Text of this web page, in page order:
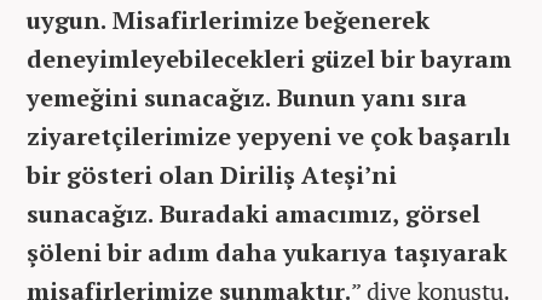
uygun. Misafirlerimize beğenerek
deneyimleyebilecekleri güzel bir bayram
yemeğini sunacağız. Bunun yanı sıra
ziyaretçilerimize yepyeni ve çok başarılı
bir gösteri olan Diriliş Ateşi’ni
sunacağız. Buradaki amacımız, görsel
şöleni bir adım daha yukarıya taşıyarak
misafirlerimize sunmaktır.” diye konuştu.